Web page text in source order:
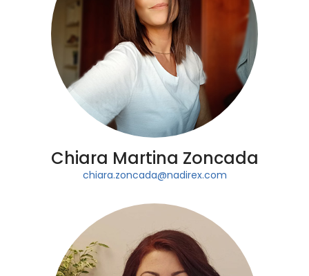
Chiara Martina Zoncada
chiara.zoncada@nadirex.com